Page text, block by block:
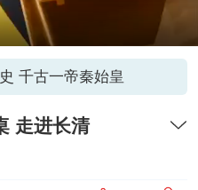
千古一帝秦始皇
走进长清